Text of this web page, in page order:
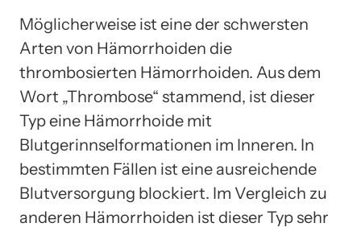
Möglicherweise ist eine der schwersten
Arten von Hämorrhoiden die
thrombosierten Hämorrhoiden. Aus dem
Wort „Thrombose“ stammend, ist dieser
Typ eine Hämorrhoide mit
Blutgerinnselformationen im Inneren. In
bestimmten Fällen ist eine ausreichende
Blutversorgung blockiert. Im Vergleich zu
anderen Hämorrhoiden ist dieser Typ sehr